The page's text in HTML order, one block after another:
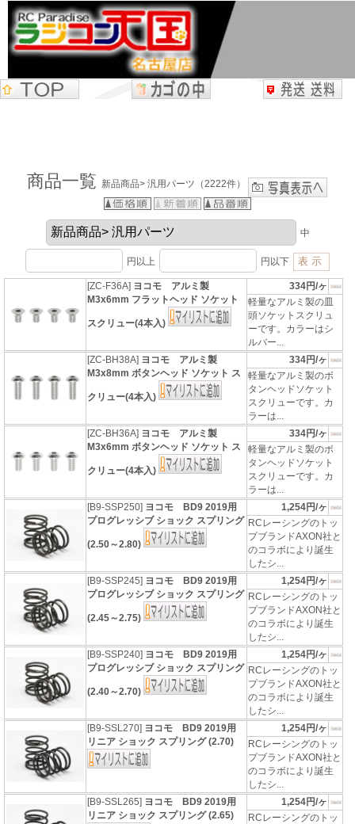
商品一覧 新品商品> 汎用パーツ（2222件）
中
円以上 円以下
[ZC-F36A] ヨコモ アルミ製
M3x6mm フラットヘッド ソケット
スクリュー(4本入)
334円/ヶ
軽量なアルミ製の皿
頭ソケットスクリュ
ーです。カラーはシ
ルバー...
[ZC-BH38A] ヨコモ アルミ製
M3x8mm ボタンヘッド ソケット ス
クリュー(4本入)
334円/ヶ
軽量なアルミ製のボ
タンヘッドソケット
スクリューです。カ
ラーは...
[ZC-BH36A] ヨコモ アルミ製
M3x6mm ボタンヘッド ソケット ス
クリュー(4本入)
334円/ヶ
軽量なアルミ製のボ
タンヘッドソケット
スクリューです。カ
ラーは...
[B9-SSP250] ヨコモ BD9 2019用
プログレッシブ ショック スプリング
(2.50～2.80)
1,254円/ヶ
RCレーシングのトッ
プブランドAXON社と
のコラボにより誕生
したシ...
[B9-SSP245] ヨコモ BD9 2019用
プログレッシブ ショック スプリング
(2.45～2.75)
1,254円/ヶ
RCレーシングのトッ
プブランドAXON社と
のコラボにより誕生
したシ...
[B9-SSP240] ヨコモ BD9 2019用
プログレッシブ ショック スプリング
(2.40～2.70)
1,254円/ヶ
RCレーシングのトッ
プブランドAXON社と
のコラボにより誕生
したシ...
[B9-SSL270] ヨコモ BD9 2019用
リニア ショック スプリング (2.70)
1,254円/ヶ
RCレーシングのトッ
プブランドAXON社と
のコラボにより誕生
したシ...
[B9-SSL265] ヨコモ BD9 2019用
リニア ショック スプリング (2.65)
1,254円/ヶ
RCレーシングのトッ